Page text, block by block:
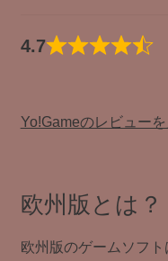
4.7
Yo!Gameのレビューを
欧州版とは？
欧州版のゲームソフ